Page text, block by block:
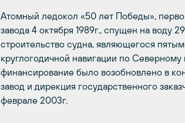
Атомный ледокол «50 лет Победы»,
завода 4 октября 1989г., спущен на воду
строительство судна, являющегося
круглогодичной навигации по
финансирование было возобновлено в
завод и дирекция государственного
феврале 2003г.